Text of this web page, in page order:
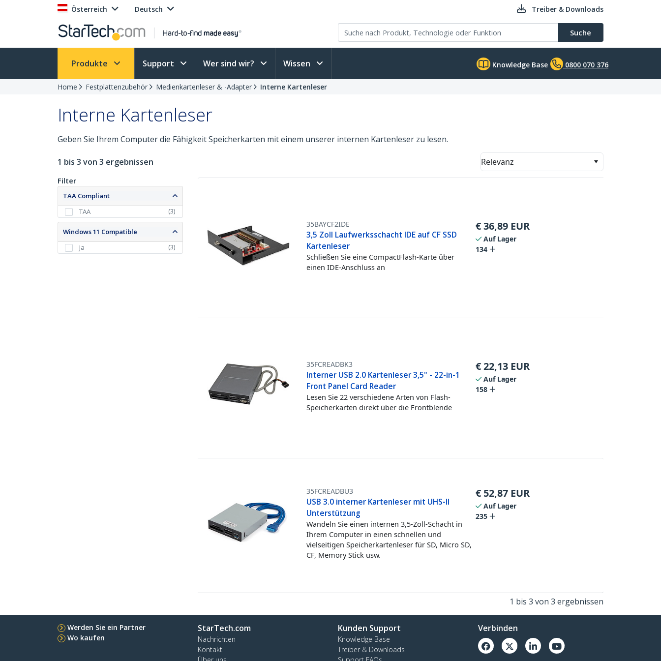
Österreich Deutsch Treiber & Downloads
Suche
Produkte Support Wer sind wir? Wissen Knowledge Base 0800 070 376
Home Festplattenzubehör Medienkartenleser & -Adapter Interne Kartenleser
Interne Kartenleser
Geben Sie Ihrem Computer die Fähigkeit Speicherkarten mit einem unserer internen Kartenleser zu lesen.
1 bis 3 von 3 ergebnissen Relevanz
Filter
TAA Compliant
TAA
(3)
Windows 11 Compatible
Ja
(3)
35BAYCF2IDE
3,5 Zoll Laufwerksschacht IDE auf CF SSD
Kartenleser
Schließen Sie eine CompactFlash-Karte über
einen IDE-Anschluss an
€36,89 EUR
Auf Lager
134
35FCREADBK3
Interner USB 2.0 Kartenleser 3,5" - 22-in-1
Front Panel Card Reader
Lesen Sie 22 verschiedene Arten von Flash-
Speicherkarten direkt über die Frontblende
€22,13 EUR
Auf Lager
158
35FCREADBU3
USB 3.0 interner Kartenleser mit UHS-II
Unterstützung
Wandeln Sie einen internen 3,5-Zoll-Schacht in
Ihrem Computer in einen schnellen und
vielseitigen Speicherkartenleser für SD, Micro SD,
CF, Memory Stick usw.
€ 52,87 EUR
Auf Lager
235
1 bis 3 von 3 ergebnissen
Werden Sie ein Partner
Wo kaufen
StarTech.com
Nachrichten
Kontakt
Kunden Support
Knowledge Base
Treiber & Downloads
Verbinden